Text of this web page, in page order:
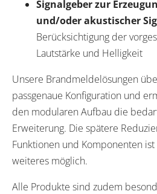
Signalgeber zur
und/oder akustischer
Berücksichtigung der
Lautstärke und Helligkeit
Unsere Brandmeldelösungen
passgenaue Konfiguration und
den modularen Aufbau die
Erweiterung. Die spätere
Funktionen und Komponenten
weiteres möglich.
Alle Produkte sind zudem